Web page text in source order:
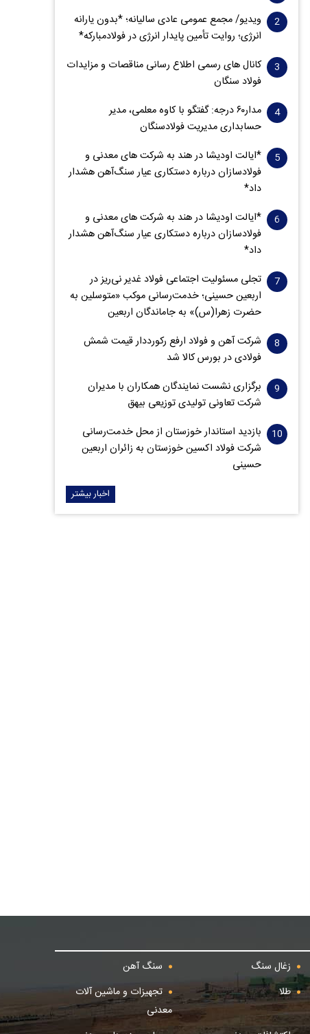
ویدیو/ مجمع عمومی عادی سالیانه؛ *بدون یارانه
انرژی؛ روایت تأمین پایدار انرژی در فولادمبارکه*
کانال های رسمی اطلاع رسانی مناقصات و مزایدات
فولاد سنگان
مدار‌۶٠ درجه: گفتگو با کاوه معلمی، مدیر
حسابداری مدیریت فولادسنگان
*ایالت اودیشا در هند به شرکت های معدنی و
فولادسازان درباره دستکاری عیار سنگ‌آهن هشدار
داد*
*ایالت اودیشا در هند به شرکت های معدنی و
فولادسازان درباره دستکاری عیار سنگ‌آهن هشدار
داد*
تجلی مسئولیت اجتماعی فولاد غدیر نی‌ریز در
اربعین حسینی؛ خدمت‌رسانی موکب «متوسلین به
حضرت زهرا(س)» به جاماندگان اربعین
شرکت آهن و فولاد ارفع رکورددار قیمت شمش
فولادی در بورس کالا شد
برگزاری نشست نمایندگان همکاران با مدیران
شرکت تعاونی تولیدی توزیعی بیهق
بازدید استاندار خوزستان از محل خدمت‌رسانی
شرکت فولاد اکسین خوزستان به زائران اربعین
حسینی
اخبار بیشتر
زغال سنگ
سنگ آهن
طلا
تجهیزات و ماشین آلات
معدنی